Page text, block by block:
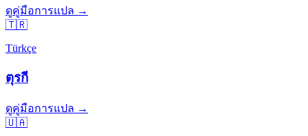
ดูคู่มือการแปล →
🇹🇷
Türkçe
ตุรกี
ดูคู่มือการแปล →
🇺🇦